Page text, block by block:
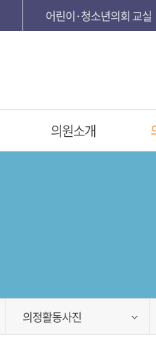
어린이·청소년의회 교실
의원소개
의정활동사진